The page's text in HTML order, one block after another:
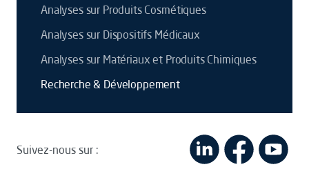
Analyses sur Produits Cosmétiques
Analyses sur Dispositifs Médicaux
Analyses sur Matériaux et Produits Chimiques
Recherche & Développement
Suivez-nous sur :